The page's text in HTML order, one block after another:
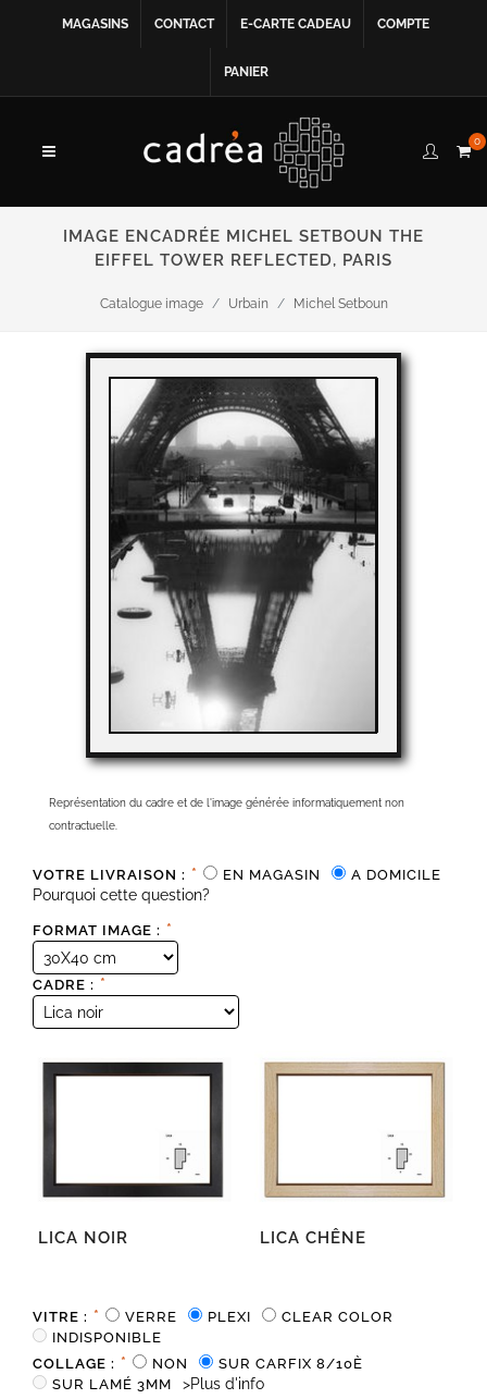
MAGASINS CONTACT E-CARTE CADEAU COMPTE
PANIER
0
IMAGE ENCADRÉE MICHEL SETBOUN THE
EIFFEL TOWER REFLECTED, PARIS
Catalogue image Urbain Michel Setboun
Représentation du cadre et de l'image générée informatiquement non
contractuelle.
VOTRE LIVRAISON : * EN MAGASIN A DOMICILE
Pourquoi cette question?
FORMAT IMAGE : *
CADRE : *
LICA NOIR LICA CHÊNE
VITRE : * VERRE PLEXI
CLEAR COLOR
INDISPONIBLE
COLLAGE : * NON
SUR CARFIX 8/10È
SUR LAMÉ 3MM
>Plus d'info